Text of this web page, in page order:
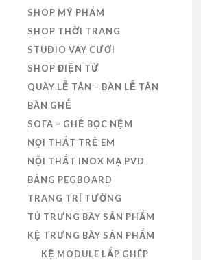
SHOP MỸ PHẨM
SHOP THỜI TRANG
STUDIO VÁY CƯỚI
SHOP ĐIỆN TỬ
QUÀY LỄ TÂN – BÀN LỄ TÂN
BÀN GHẾ
SOFA – GHẾ BỌC NỆM
NỘI THẤT TRẺ EM
NỘI THẤT INOX MẠ PVD
BẢNG PEGBOARD
TRANG TRÍ TƯỜNG
TỦ TRƯNG BÀY SẢN PHẨM
KỆ TRƯNG BÀY SẢN PHẨM
KỆ MODULE LẮP GHÉP